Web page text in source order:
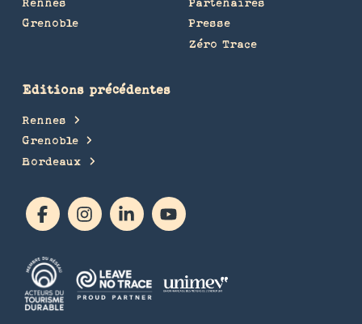
Grenoble
Presse
Zéro Trace
Editions précédentes
Rennes
Grenoble
Bordeaux